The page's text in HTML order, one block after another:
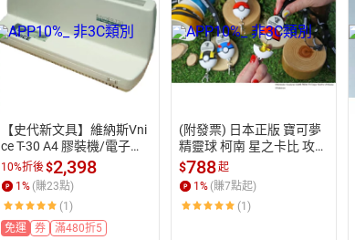
【史代新文具】維納斯Vni
ce T-30 A4 膠裝機/電子式
膠裝機
10%折後$2,398
1% (賺23點)
(1)
免運
券
滿480折5
(附發票) 日本正版 寶可夢
精靈球 柯南 星之卡比 攻殼
機動隊 光子工作室 MIFFY
兔 識別證 伸縮帶 頸帶
$788起
1 % (賺7點起)
(1)